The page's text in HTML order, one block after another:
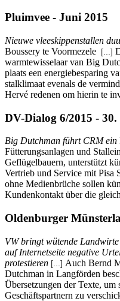
Pluimvee - Juni 2015
Nieuwe vleeskippenstallen
Boussery te Voormezele [...]
warmtewisselaar van Big
plaats een energiebesparing
stalklimaat evenals de
Hervé redenen om hierin te
DV-Dialog 6/2015 -
Big Dutchman führt CRM ein
Fütterungsanlagen und
Geflügelbauern, unterstützt
Vertrieb und Service mit
ohne Medienbrüche sollen
Kundenkontakt über die
Oldenburger
VW bringt wütende
auf Internetseite negative
protestieren [...] Auch Bernd
Dutchman in Langförden
Übersetzungen der Texte, um
Geschäftspartnern zu